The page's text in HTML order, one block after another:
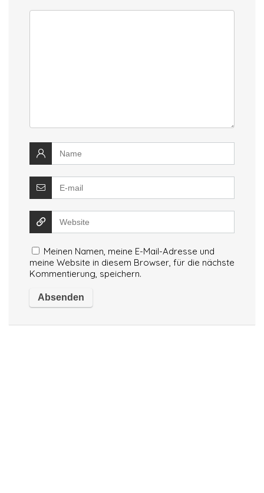
Meinen Namen, meine E-Mail-Adresse und
meine Website in diesem Browser, für die nächste
Kommentierung, speichern.